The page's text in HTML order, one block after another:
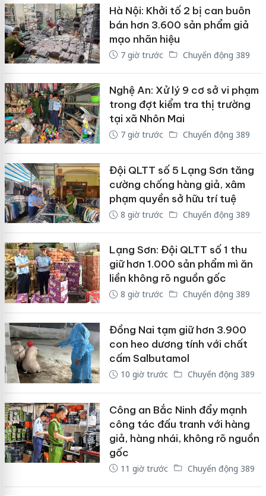
Hà Nội: Khởi tố 2 bị can buôn
bán hơn 3.600 sản phẩm giả
mạo nhãn hiệu
7 giờ trước Chuyển động 389
Nghệ An: Xử lý 9 cơ sở vi phạm
trong đợt kiểm tra thị trường
tại xã Nhôn Mai
7 giờ trước Chuyển động 389
Đội QLTT số 5 Lạng Sơn tăng
cường chống hàng giả, xâm
phạm quyền sở hữu trí tuệ
8 giờ trước Chuyển động 389
Lạng Sơn: Đội QLTT số 1 thu
giữ hơn 1.000 sản phẩm mì ăn
liền không rõ nguồn gốc
8 giờ trước Chuyển động 389
Đồng Nai tạm giữ hơn 3.900
con heo dương tính với chất
cấm Salbutamol
10 giờ trước Chuyển động 389
Công an Bắc Ninh đẩy mạnh
công tác đấu tranh với hàng
giả, hàng nhái, không rõ nguồn
gốc
11 giờ trước Chuyển động 389